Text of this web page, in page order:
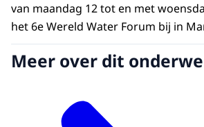
van maandag 12 tot en met
het 6e Wereld Water Forum bij in
Meer over dit